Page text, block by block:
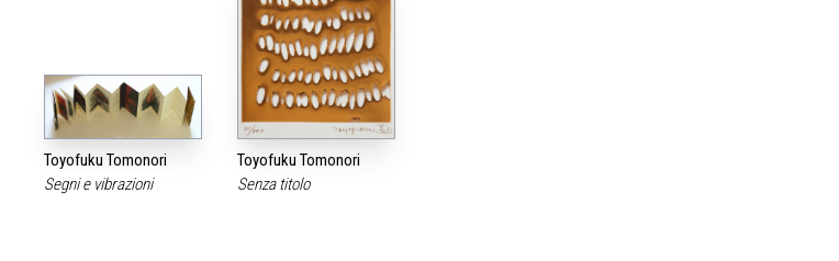
Toyofuku Tomonori
Segni e vibrazioni
Toyofuku Tomonori
Senza titolo